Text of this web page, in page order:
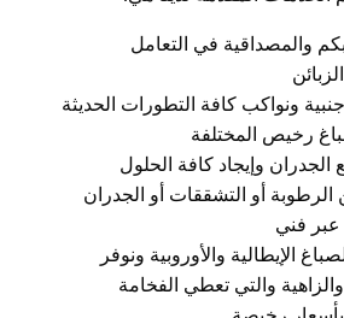
والمصداقية في التعامل
ونواكب كافة التطورات الحديثة
رخيص المختلفة
الجدران وإيجاد كافة الحلول
أو التشققات أو الجدران
عبر فني
الإيطالية والأوروبية ونوفر
والتي تعطي الفخامة